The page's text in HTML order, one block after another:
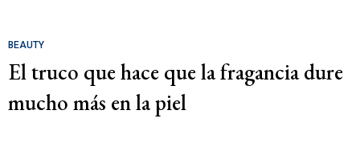
BEAUTY
El truco que hace que la fragancia dure
mucho más en la piel